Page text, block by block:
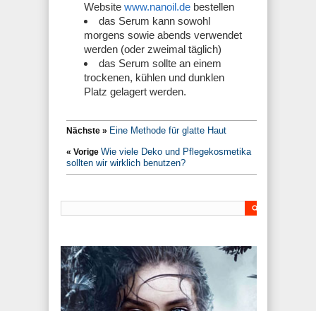
Website www.nanoil.de bestellen
das Serum kann sowohl
morgens sowie abends verwendet
werden (oder zweimal täglich)
das Serum sollte an einem
trockenen, kühlen und dunklen
Platz gelagert werden.
Nächste » Eine Methode für glatte Haut
« Vorige Wie viele Deko und Pflegekosmetika
sollten wir wirklich benutzen?